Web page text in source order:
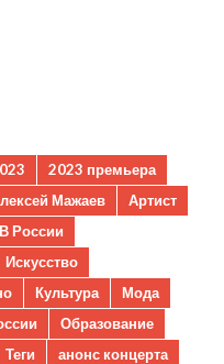
2023 премьера
Мажаев
Артист
В России
Искусство
Культура
Мода
Образование
Теги
анонс концерта